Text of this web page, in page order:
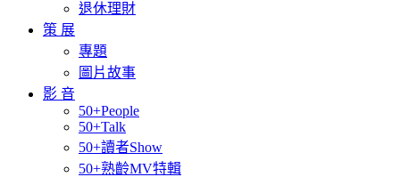
退休理財
策 展
專題
圖片故事
影 音
50+People
50+Talk
50+讀者Show
50+熟齡MV特輯